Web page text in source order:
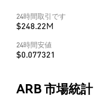
24時間取引です
$248.22M
24時間安値
$0.077321
ARB 市場統計